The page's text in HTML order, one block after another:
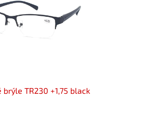
brýle TR230 +1,75 black